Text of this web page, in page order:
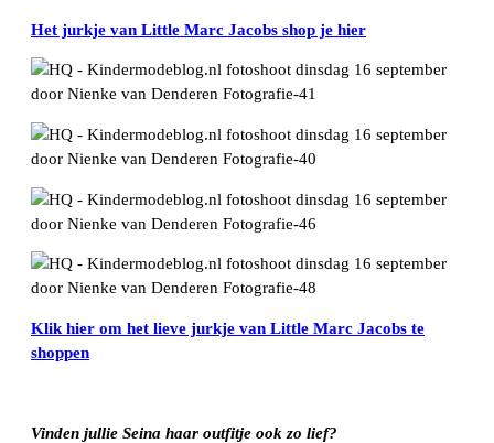
Het jurkje van Little Marc Jacobs shop je hier
Klik hier om het lieve jurkje van Little Marc Jacobs te
shoppen
Vinden jullie Seina haar outfitje ook zo lief?